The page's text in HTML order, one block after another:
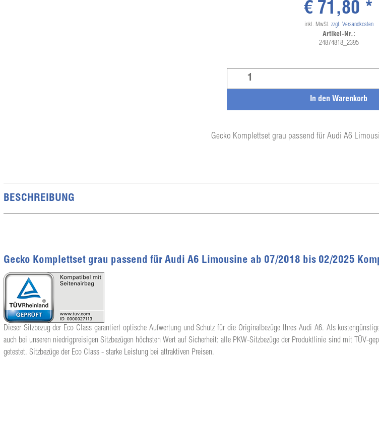
Gecko Komplettset grau passend für Audi A6
In den Warenkorb
€ 71,80 *
inkl. MwSt. zzgl. Versandkosten
Artikel-Nr.:
24874818_2395
BESCHREIBUNG
Gecko Komplettset grau passend für Audi A6 Limousine ab 07/2018 bis 02/2025
Dieser Sitzbezug der Eco Class garantiert optische Aufwertung und Schutz für die Originalbezüge Ihres Audi A6. Als
auch bei unseren niedrigpreisigen Sitzbezügen höchsten Wert auf Sicherheit: alle PKW-Sitzbezüge der Produktlinie sind mit TÜV-
getestet. Sitzbezüge der Eco Class - starke Leistung bei attraktiven Preisen.